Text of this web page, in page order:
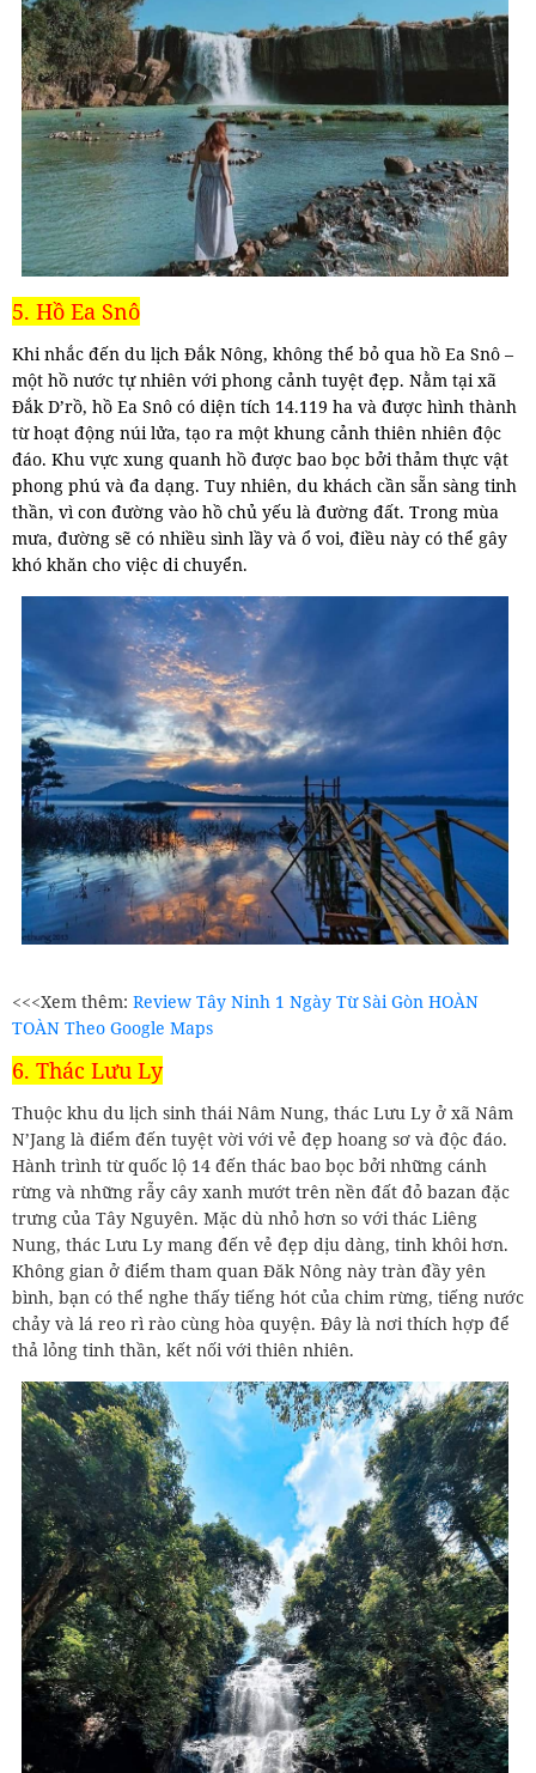
5. Hồ Ea Snô
Khi nhắc đến du lịch Đắk Nông, không thể bỏ qua hồ Ea Snô –
một hồ nước tự nhiên với phong cảnh tuyệt đẹp. Nằm tại xã
Đắk D’rồ, hồ Ea Snô có diện tích 14.119 ha và được hình thành
từ hoạt động núi lửa, tạo ra một khung cảnh thiên nhiên độc
đáo. Khu vực xung quanh hồ được bao bọc bởi thảm thực vật
phong phú và đa dạng. Tuy nhiên, du khách cần sẵn sàng tinh
thần, vì con đường vào hồ chủ yếu là đường đất. Trong mùa
mưa, đường sẽ có nhiều sình lầy và ổ voi, điều này có thể gây
khó khăn cho việc di chuyển.
<<<Xem thêm: Review Tây Ninh 1 Ngày Từ Sài Gòn HOÀN
TOÀN Theo Google Maps
6. Thác Lưu Ly
Thuộc khu du lịch sinh thái Nâm Nung, thác Lưu Ly ở xã Nâm
N’Jang là điểm đến tuyệt vời với vẻ đẹp hoang sơ và độc đáo.
Hành trình từ quốc lộ 14 đến thác bao bọc bởi những cánh
rừng và những rẫy cây xanh mướt trên nền đất đỏ bazan đặc
trưng của Tây Nguyên. Mặc dù nhỏ hơn so với thác Liêng
Nung, thác Lưu Ly mang đến vẻ đẹp dịu dàng, tinh khôi hơn.
Không gian ở điểm tham quan Đăk Nông này tràn đầy yên
bình, bạn có thể nghe thấy tiếng hót của chim rừng, tiếng nước
chảy và lá reo rì rào cùng hòa quyện. Đây là nơi thích hợp để
thả lỏng tinh thần, kết nối với thiên nhiên.